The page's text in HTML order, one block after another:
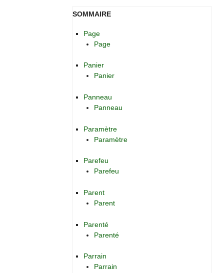
SOMMAIRE
Page
Page
Panier
Panier
Panneau
Panneau
Paramètre
Paramètre
Parefeu
Parefeu
Parent
Parent
Parenté
Parenté
Parrain
Parrain